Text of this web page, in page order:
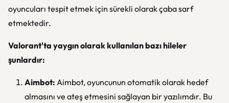
oyuncuları tespit etmek için sürekli olarak çaba sarf
etmektedir.
Valorant'ta yaygın olarak kullanılan bazı hileler
şunlardır:
Aimbot: Aimbot, oyuncunun otomatik olarak hedef
almasını ve ateş etmesini sağlayan bir yazılımdır. Bu